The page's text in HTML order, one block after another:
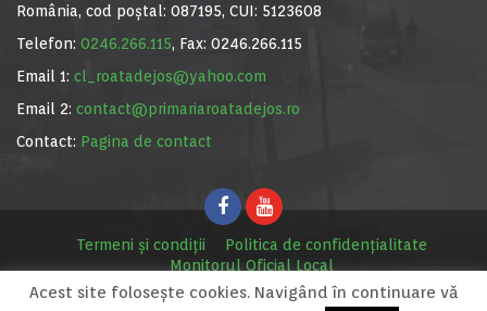
România, cod poștal: 087195, CUI: 5123608
Telefon: 0246.266.115, Fax: 0246.266.115
Email 1: cl_roatadejos@yahoo.com
Email 2: contact@primariaroatadejos.ro
Contact: Pagina de contact
Termeni și condiții
Politica de confidențialitate
Monitorul Oficial Local
© Primăria Roata de Jos, 2020. Site realizat de MediaDigi.ro
Acest site foloseşte cookies. Navigând în continuare vă